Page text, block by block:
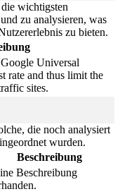
wichtigsten
zu analysieren, was
zu bieten.
Universal
rate and thus limit the
sites.
die noch analysiert
wurden.
Beschreibung
Beschreibung